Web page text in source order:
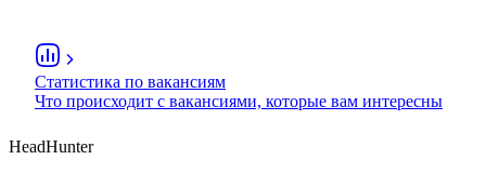
Статистика по вакансиям
Что происходит с вакансиями, которые вам интересны
HeadHunter